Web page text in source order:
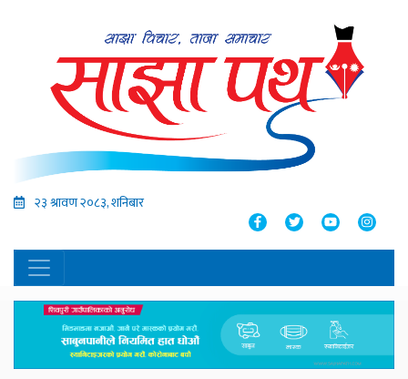
२३ श्रावण २०८३, शनिबार